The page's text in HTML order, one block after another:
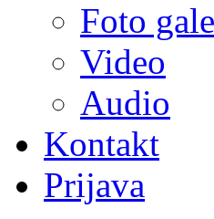
Foto
Video
Audio
Kontakt
Prijava